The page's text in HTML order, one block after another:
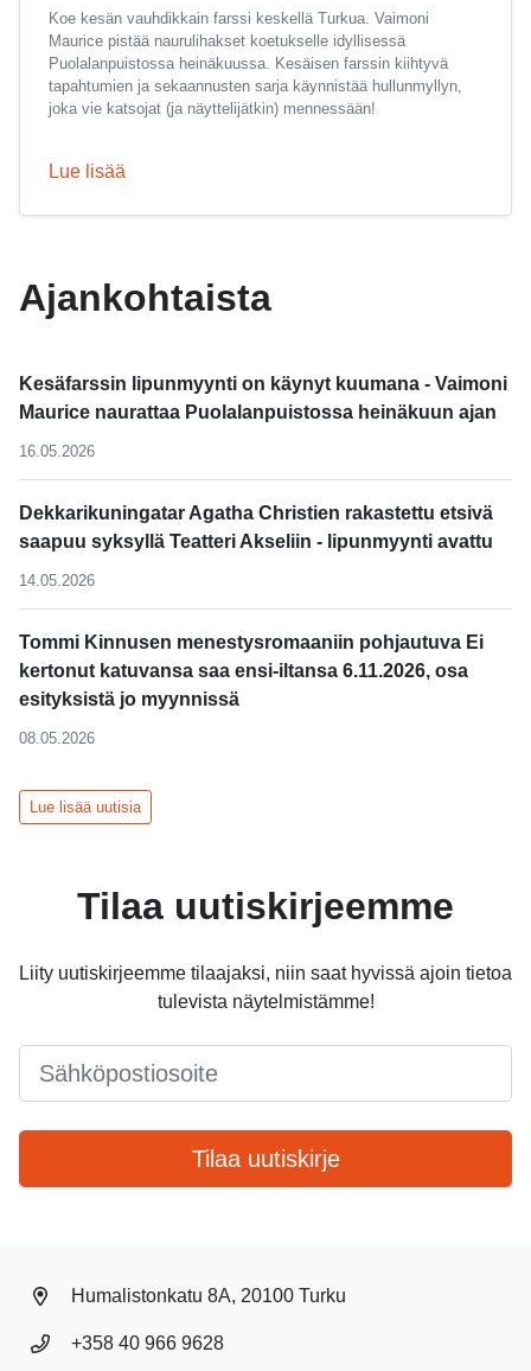
Ajankohtaista
Kesäfarssin lipunmyynti on käynyt kuumana - Vaimoni
Maurice naurattaa Puolalanpuistossa heinäkuun ajan
16.05.2026
Dekkarikuningatar Agatha Christien rakastettu etsivä
saapuu syksyllä Teatteri Akseliin - lipunmyynti avattu
14.05.2026
Tommi Kinnusen menestysromaaniin pohjautuva Ei
kertonut katuvansa saa ensi-iltansa 6.11.2026, osa
esityksistä jo myynnissä
08.05.2026
Lue lisää uutisia
Koe kesän vauhdikkain farssi keskellä Turkua. Vaimoni
Maurice pistää naurulihakset koetukselle idyllisessä
Puolalanpuistossa heinäkuussa. Kesäisen farssin kiihtyvä
tapahtumien ja sekaannusten sarja käynnistää hullunmyllyn,
joka vie katsojat (ja näyttelijätkin) mennessään!
Lue lisää
Tilaa uutiskirjeemme
Liity uutiskirjeemme tilaajaksi, niin saat hyvissä ajoin tietoa
tulevista näytelmistämme!
Tilaa uutiskirje
Humalistonkatu 8A, 20100 Turku
+358 40 966 9628